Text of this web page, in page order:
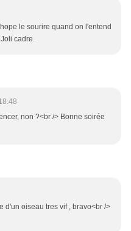
le sourire quand on l'entend
cadre.
non ?<br /> Bonne soirée
d'un oiseau tres vif , bravo<br />